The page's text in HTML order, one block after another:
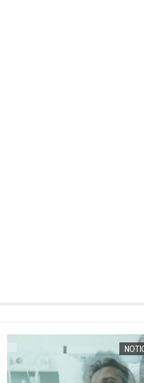
MISTERIO